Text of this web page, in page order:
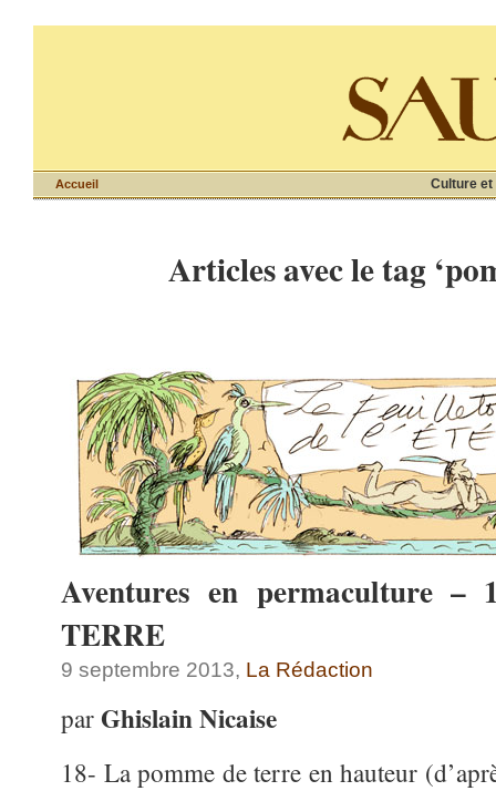
Culture et
Accueil
Articles avec le tag
Aventures en permaculture
TERRE
9 septembre 2013, La Rédaction
parGhislain Nicaise
18- La pomme de terre en hauteur